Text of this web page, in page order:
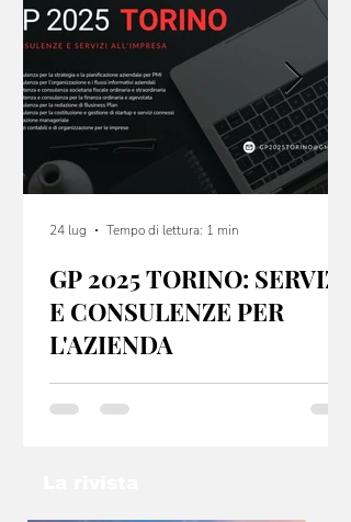
GP 2025 TORINO: SERVIZI
E CONSULENZE PER
L'AZIENDA
GP 2025 Torino offre servizi e consulenze per
startup e PMI, sia dal punto di vista fiscale che
24 lug Tempo di lettura: 1 min